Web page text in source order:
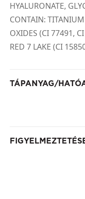
HYALURONATE,
CONTAIN:
OXIDES (CI 77491,
RED 7 LAKE (CI
TÁPANYAG/